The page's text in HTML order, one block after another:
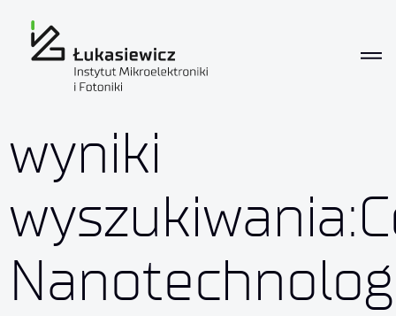
wyniki